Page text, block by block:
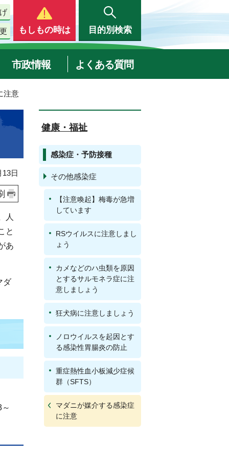
もしもの時は 目的別検索
市政情報 よくある質問
注意
日
人
と
あ
ダ
健康・福祉
感染症・予防接種
その他感染症
【注意喚起】梅毒が急増
しています
RSウイルスに注意しまし
ょう
カメなどのハ虫類を原因
とするサルモネラ症に注
意しましょう
狂犬病に注意しましょう
ノロウイルスを起因とす
る感染性胃腸炎の防止
重症熱性血小板減少症候
群（SFTS）
マダニが媒介する感染症
に注意